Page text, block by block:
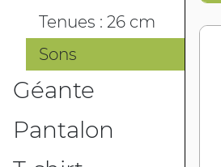
Tenues : 26 cm
Sons
Géante
Pantalon